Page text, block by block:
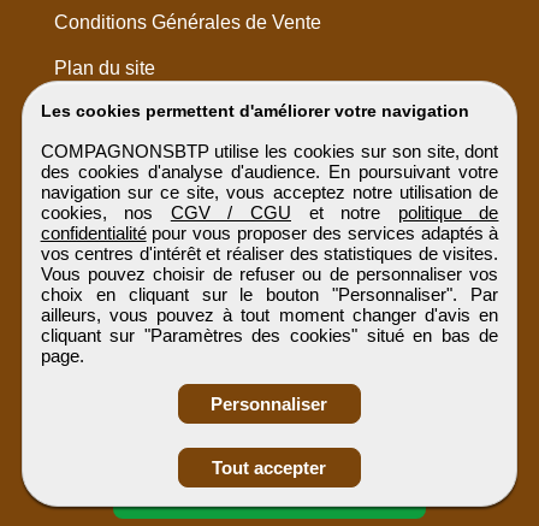
Obtenir ses
coordonnées
Les cookies permettent d'améliorer votre navigation
COMPAGNONSBTP utilise les cookies sur son site, dont
des cookies d'analyse d'audience. En poursuivant votre
navigation sur ce site, vous acceptez notre utilisation de
cookies, nos CGV / CGU et notre politique de
confidentialitépour vous proposer des services adaptés à
vos centres d'intérêt et réaliser des statistiques de visites.
Vous pouvez choisir de refuser ou de personnaliser vos
choix en cliquant sur le bouton "Personnaliser". Par
ailleurs, vous pouvez à tout moment changer d'avis en
cliquant sur "Paramètres des cookies" situé en bas de
page.
Personnaliser
Tout accepter
Conditions Générales de Vente
Plan du site
COMPAGNONSBTP
Tous droits réservés © 1999 - 2026